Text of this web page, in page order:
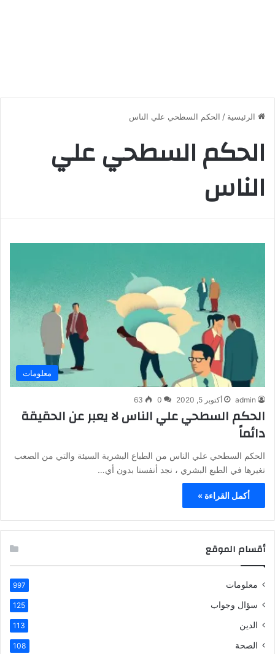
الرئيسية / الحكم السطحي علي الناس
الحكم السطحي علي
الناس
معلومات
admin أكتوبر 5, 2020 0
63
الحكم السطحي علي الناس لا يعبر عن الحقيقة
دائماً
الحكم السطحي علي الناس من الطباع البشرية السيئة والتي من الصعب
تغيرها في الطبع البشري ، نجد أنفسنا بدون أي…
أكمل القراءة »
أقسام الموقع
معلومات 997
سؤال وجواب 125
الدين 113
الصحة 108